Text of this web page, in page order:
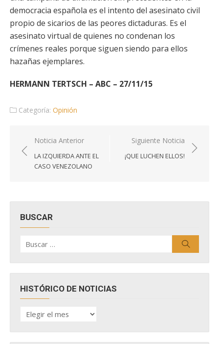
democracia española es el intento del asesinato civil
propio de sicarios de las peores dictaduras. Es el
asesinato virtual de quienes no condenan los
crímenes reales porque siguen siendo para ellos
hazañas ejemplares.
HERMANN TERTSCH – ABC – 27/11/15
Categoría: Opinión
Navegación
de
entradas
Noticia Anterior
LA IZQUIERDA ANTE EL
CASO VENEZOLANO
Siguiente Noticia
¡QUE LUCHEN ELLOS!
BUSCAR
por:
HISTÓRICO DE NOTICIAS
HISTÓRICO
DE